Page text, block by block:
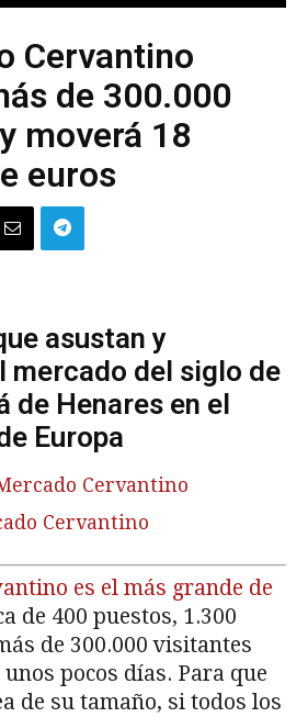
Cervantino
de 300.000
moverá 18
euros
asustan y
mercado del siglo de
de Henares en el
Europa
Cervantino
Cervantino
es el más grande de
de 400 puestos, 1.300
de 300.000 visitantes
pocos días. Para que
de su tamaño, si todos los